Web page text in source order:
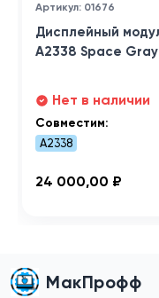
Артикул: 01676
Дисплейный
A2338 Space
Нет в наличии
Совместим:
A2338
24 000,00 ₽
МакПрофф